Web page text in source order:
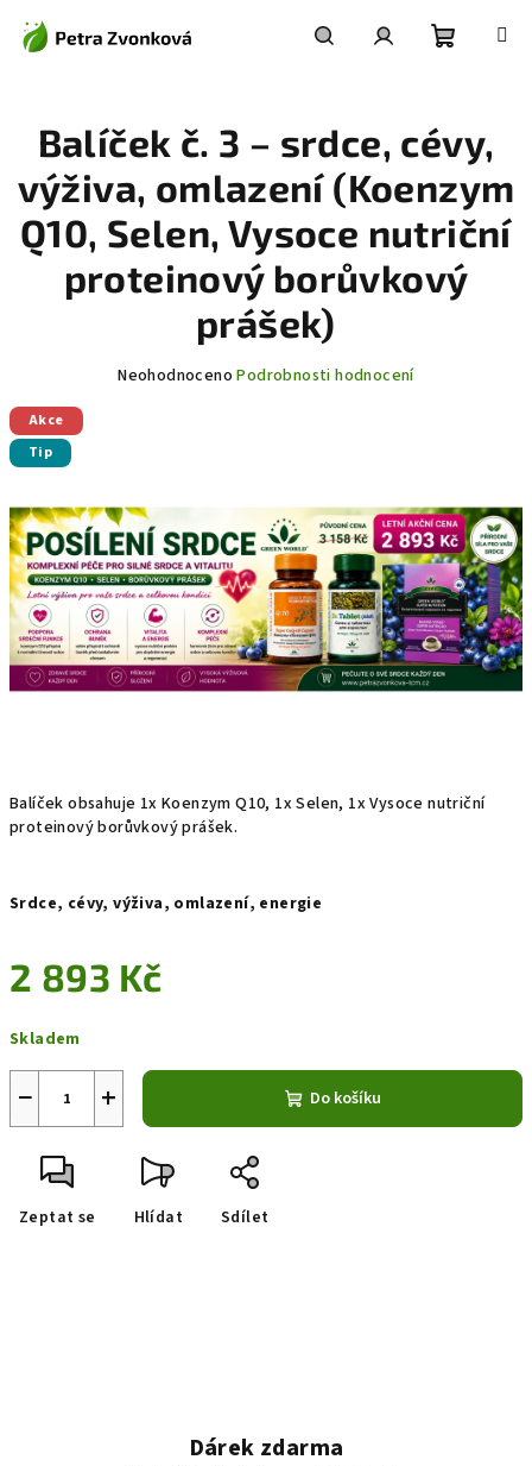
obsah
košík
Balíček obsahuje 1x Koenzym Q10, 1x Selen, 1x Vysoce nutriční
proteinový borůvkový prášek.
Srdce, cévy, výživa, omlazení, energie
2 893 Kč
cena:
Skladem
+
− Do košíku
Zeptat se Hlídat Sdílet
Balíček č. 3 – srdce, cévy,
výživa, omlazení (Koenzym
Q10, Selen, Vysoce nutriční
proteinový borůvkový
prášek)
Průměrné
5
hvězdiček.
Neohodnoceno Podrobnosti hodnocení
Akce
Tip
Dárek zdarma